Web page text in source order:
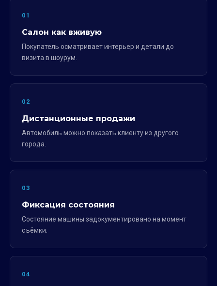
01
Салон как вживую
Покупатель осматривает интерьер и детали до
визита в шоурум.
02
Дистанционные продажи
Автомобиль можно показать клиенту из другого
города.
03
Фиксация состояния
Состояние машины задокументировано на момент
съёмки.
04